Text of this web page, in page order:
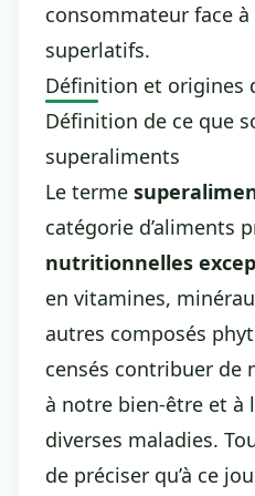
consommateur face à
superlatifs.
Définition et origines
Définition de ce que
superaliments
Le terme
catégorie d’aliments
nutritionnelles
en vitamines,
autres composés
censés contribuer de
à notre bien-être et à
diverses maladies.
de préciser qu’à ce